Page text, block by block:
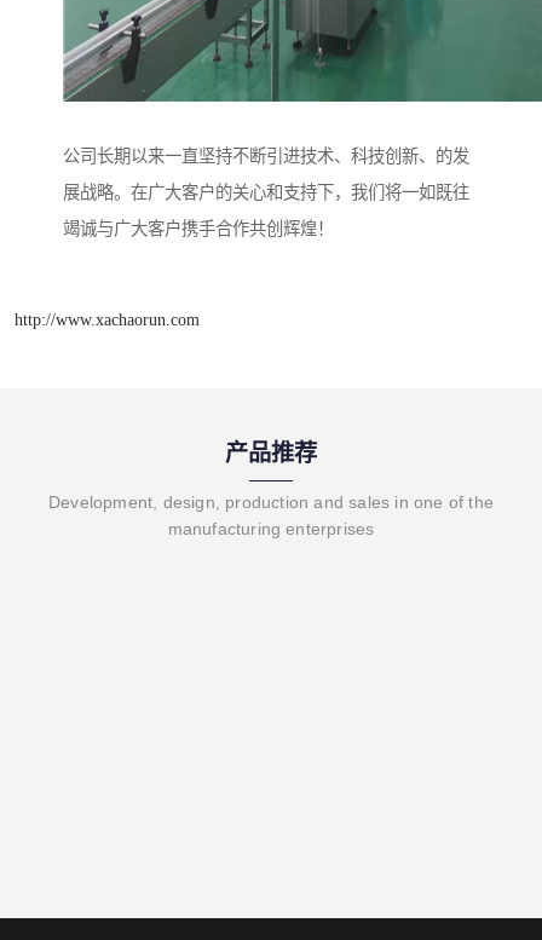
公司长期以来一直坚持不断引进技术、科技创新、的发
展战略。在广大客户的关心和支持下，我们将一如既往
竭诚与广大客户携手合作共创辉煌！
http://www.xachaorun.com
产品推荐
Development, design, production and sales in one of the
manufacturing enterprises